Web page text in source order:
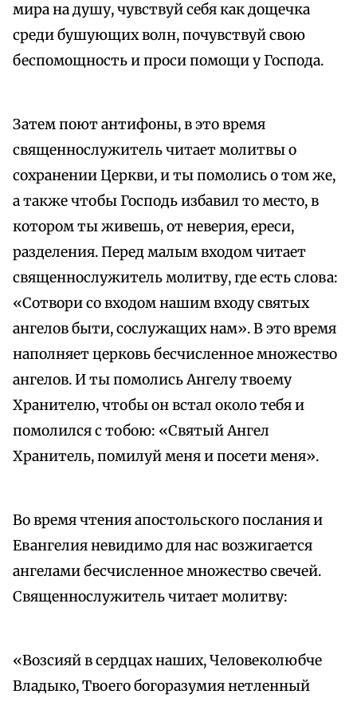
мира на душу, чувствуй себя как дощечка
среди бушующих волн, почувствуй свою
беспомощность и проси помощи у Господа.
Затем поют антифоны, в это время
священнослужитель читает молитвы о
сохранении Церкви, и ты помолись о том же,
а также чтобы Господь избавил то место, в
котором ты живешь, от неверия, ереси,
разделения. Перед малым входом читает
священнослужитель молитву, где есть слова:
«Сотвори со входом нашим входу святых
ангелов быти, сослужащих нам». В это время
наполняет церковь бесчисленное множество
ангелов. И ты помолись Ангелу твоему
Хранителю, чтобы он встал около тебя и
помолился с тобою: «Святый Ангел
Хранитель, помилуй меня и посети меня».
Во время чтения апостольского послания и
Евангелия невидимо для нас возжигается
ангелами бесчисленное множество свечей.
Священнослужитель читает молитву:
«Возсияй в сердцах наших, Человеколюбче
Владыко, Твоего богоразумия нетленный